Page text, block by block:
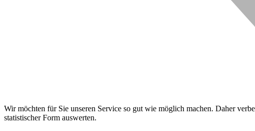
Wir möchten für Sie unseren Service so gut wie möglich machen. Daher
statistischer Form auswerten.